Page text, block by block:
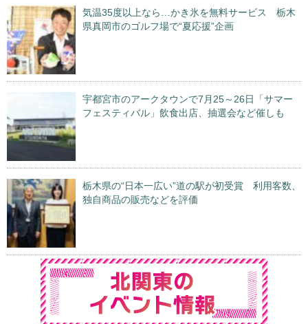
気温35度以上なら…かき氷を無料サービス 栃木
県真岡市のゴルフ場で“夏応援”企画
宇都宮市のアークタウンで7月25～26日「サマー
フェスティバル」飲食出店、抽選会など催しも
栃木県の“日本一広い”道の駅が初受賞 利用客数、
独自商品の販売などを評価